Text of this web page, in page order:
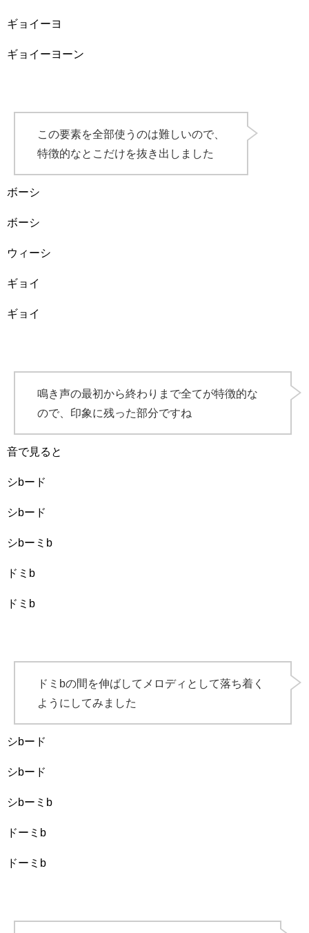
ギョイーヨ
ギョイーヨーン
この要素を全部使うのは難しいので、
特徴的なとこだけを抜き出しました
ボーシ
ボーシ
ウィーシ
ギョイ
ギョイ
鳴き声の最初から終わりまで全てが特徴的な
ので、印象に残った部分ですね
音で見ると
シbード
シbード
シbーミb
ドミb
ドミb
ドミbの間を伸ばしてメロディとして落ち着く
ようにしてみました
シbード
シbード
シbーミb
ドーミb
ドーミb